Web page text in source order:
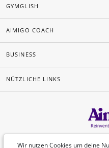
Wir nutzen Cookies um deine
GYMGLISH
AIMIGO COACH
BUSINESS
NÜTZLICHE LINKS